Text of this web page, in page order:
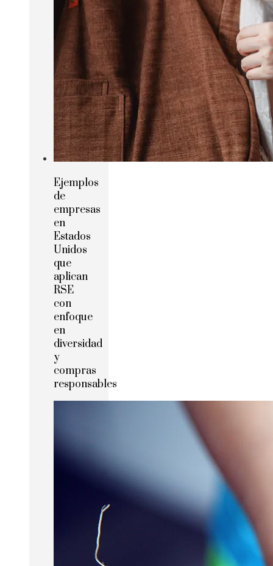
Ejemplos
de
empresas
en
Estados
Unidos
que
aplican
RSE
con
enfoque
en
diversidad
y
compras
responsables